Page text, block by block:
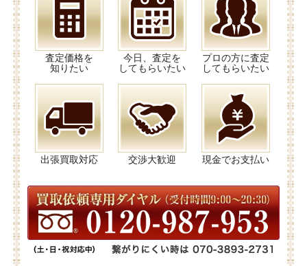
査定価格を
知りたい
今日、査定を
してもらいたい
プロの方に査定
してもらいたい
出張買取対応 交渉大歓迎 現金でお支払い